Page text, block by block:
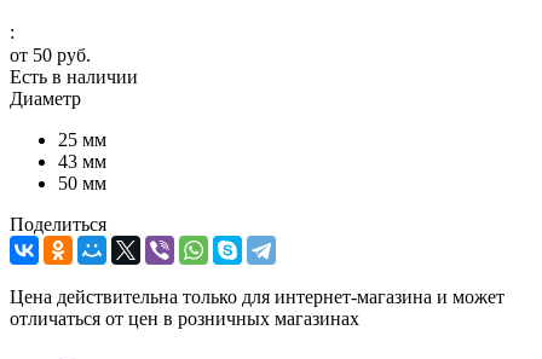
:
от 50 руб.
Есть в наличии
Диаметр
25 мм
43 мм
50 мм
Поделиться
Цена действительна только для интернет-магазина и может
отличаться от цен в розничных магазинах